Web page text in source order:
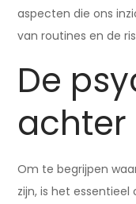
aspecten die ons
van routines en de
De
achter
Om te begrijpen
zijn, is het